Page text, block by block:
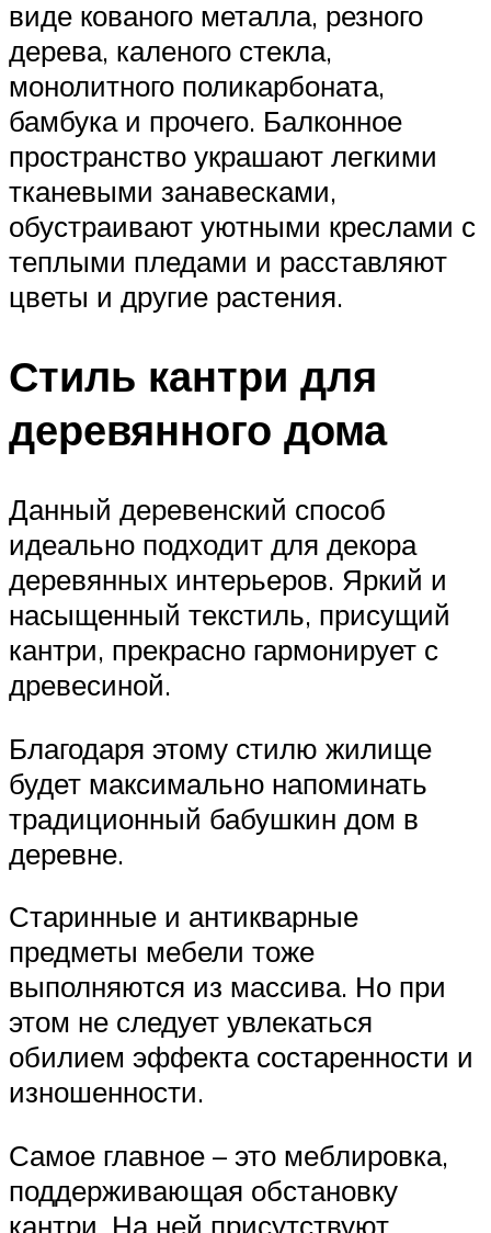
виде кованого металла, резного
дерева, каленого стекла,
монолитного поликарбоната,
бамбука и прочего. Балконное
пространство украшают легкими
тканевыми занавесками,
обустраивают уютными креслами с
теплыми пледами и расставляют
цветы и другие растения.
Стиль кантри для
деревянного дома
Данный деревенский способ
идеально подходит для декора
деревянных интерьеров. Яркий и
насыщенный текстиль, присущий
кантри, прекрасно гармонирует с
древесиной.
Благодаря этому стилю жилище
будет максимально напоминать
традиционный бабушкин дом в
деревне.
Старинные и антикварные
предметы мебели тоже
выполняются из массива. Но при
этом не следует увлекаться
обилием эффекта состаренности и
изношенности.
Самое главное – это меблировка,
поддерживающая обстановку
кантри. На ней присутствуют